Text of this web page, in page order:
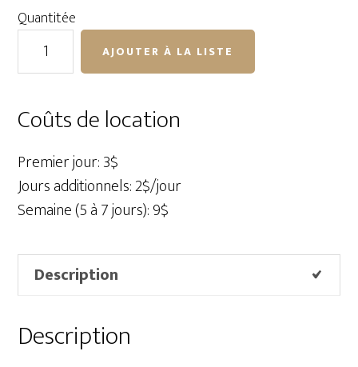
Quantitée
quantité
avec
stud
5/8"
AJOUTER À LA LISTE
Coûts de location
Premier jour: 3$
Jours additionnels: 2$/jour
Semaine (5 à 7 jours): 9$
Description
Description